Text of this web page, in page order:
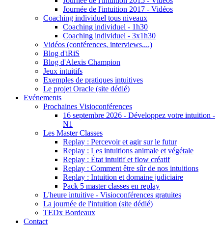
Journée de l'intuition 2017 - Vidéos
Coaching individuel tous niveaux
Coaching individuel - 1h30
Coaching individuel - 3x1h30
Vidéos (conférences, interviews,...)
Blog d'iRiS
Blog d'Alexis Champion
Jeux intuitifs
Exemples de pratiques intuitives
Le projet Oracle (site dédié)
Evénements
Prochaines Visioconférences
16 septembre 2026 - Développez votre intuition -
N1
Les Master Classes
Replay : Percevoir et agir sur le futur
Replay : Les intuitions animale et végétale
Replay : État intuitif et flow créatif
Replay : Comment être sûr de nos intuitions
Replay : Intuition et domaine judiciaire
Pack 5 master classes en replay
L'heure intuitive - Visioconférences gratuites
La journée de l'intuition (site dédié)
TEDx Bordeaux
Contact